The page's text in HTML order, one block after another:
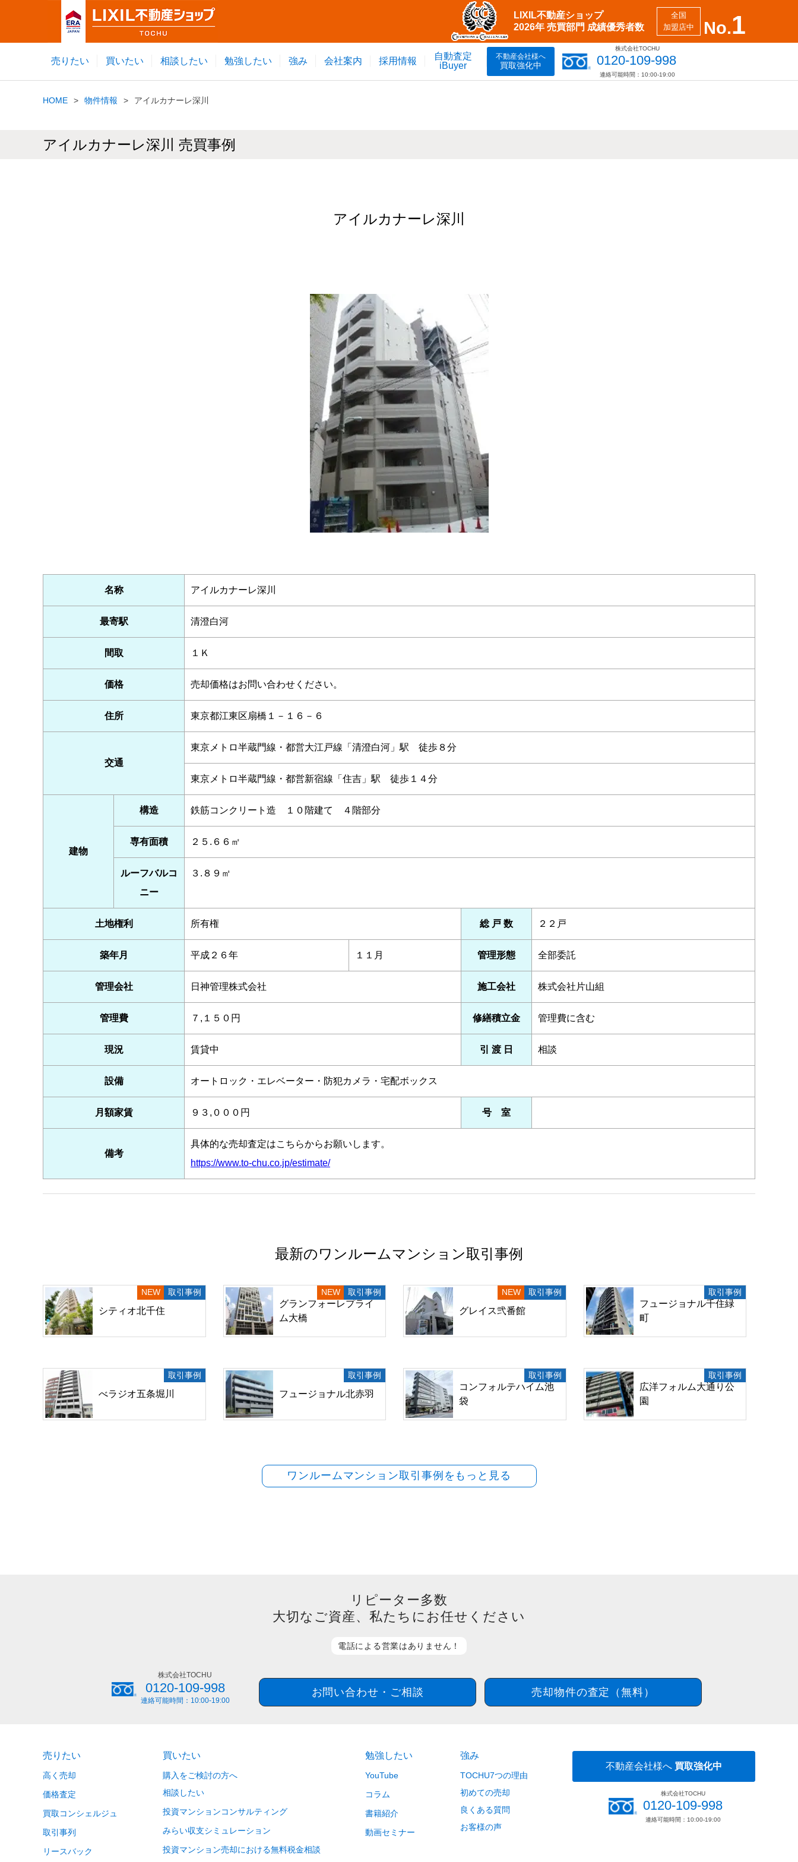
No.1
全国
加盟店中
LIXIL不動産ショップ
2026年 売買部門 成績優秀者数
売りたい 買いたい 相談したい 勉強したい 強み 会社案内 採用情報
自動査定
iBuyer
不動産会社様へ
買取強化中
株式会社TOCHU
0120-109-998
連絡可能時間：10:00-19:00
HOME 物件情報 アイルカナーレ深川
アイルカナーレ深川 売買事例
アイルカナーレ深川
名称 アイルカナーレ深川
最寄駅 清澄白河
間取 １Ｋ
価格 売却価格はお問い合わせください。
住所 東京都江東区扇橋１－１６－６
交通
東京メトロ半蔵門線・都営大江戸線「清澄白河」駅 徒歩８分
東京メトロ半蔵門線・都営新宿線「住吉」駅 徒歩１４分
建物
構造 鉄筋コンクリート造 １０階建て ４階部分
専有面積 ２５.６６㎡
ルーフバルコ
ニー
３.８９㎡
土地権利 所有権 総 戸 数 ２２戸
築年月 平成２６年 １１月 管理形態 全部委託
管理会社 日神管理株式会社 施工会社 株式会社片山組
管理費 ７,１５０円 修繕積立金 管理費に含む
現況 賃貸中 引 渡 日 相談
設備 オートロック・エレベーター・防犯カメラ・宅配ボックス
月額家賃 ９３,０００円 号 室
備考
具体的な売却査定はこちらからお願いします。
https://www.to-chu.co.jp/estimate/
最新のワンルームマンション取引事例
取引事例
シティオ北千住
取引事例
グランフォーレプライ
ム大橋
取引事例
グレイス弐番館
取引事例
フュージョナル千住緑
町
取引事例
べラジオ五条堀川
取引事例
フュージョナル北赤羽
取引事例
コンフォルテハイム池
袋
取引事例
広洋フォルム大通り公
園
ワンルームマンション取引事例をもっと見る
リピーター多数
大切なご資産、私たち にお任せください
電話による営業はありません！
株式会社TOCHU
0120-109-998
連絡可能時間： 10:00-19:00
お問い合わせ・ご相談 売却物件の査定（無料）
売りたい
高く売却
価格査定
買取コンシェルジュ
取引事列
リースバック
買いたい
購入をご検討の方へ
相談したい
投資マンションコンサルティング
みらい収支シミュレーション
投資マンション売却における無料税金相談
勉強したい
YouTube
コラム
書籍紹介
動画セミナー
強み
TOCHU7つの理由
初めての売却
良くある質問
お客様の声
不動産会社様へ 買取強化中
株式会社TOCHU
0120-109-998
連絡可能時間：10:00-19:00